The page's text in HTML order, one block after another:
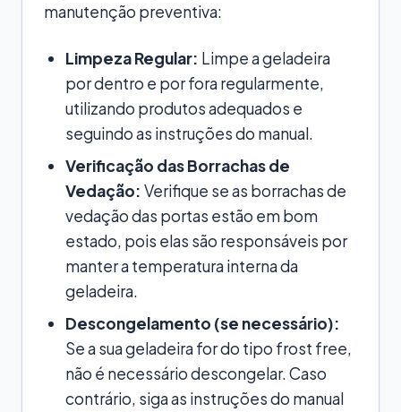
manutenção preventiva:
Limpeza Regular: Limpe a geladeira
por dentro e por fora regularmente,
utilizando produtos adequados e
seguindo as instruções do manual.
Verificação das Borrachas de
Vedação: Verifique se as borrachas de
vedação das portas estão em bom
estado, pois elas são responsáveis por
manter a temperatura interna da
geladeira.
Descongelamento (se necessário):
Se a sua geladeira for do tipo frost free,
não é necessário descongelar. Caso
contrário, siga as instruções do manual